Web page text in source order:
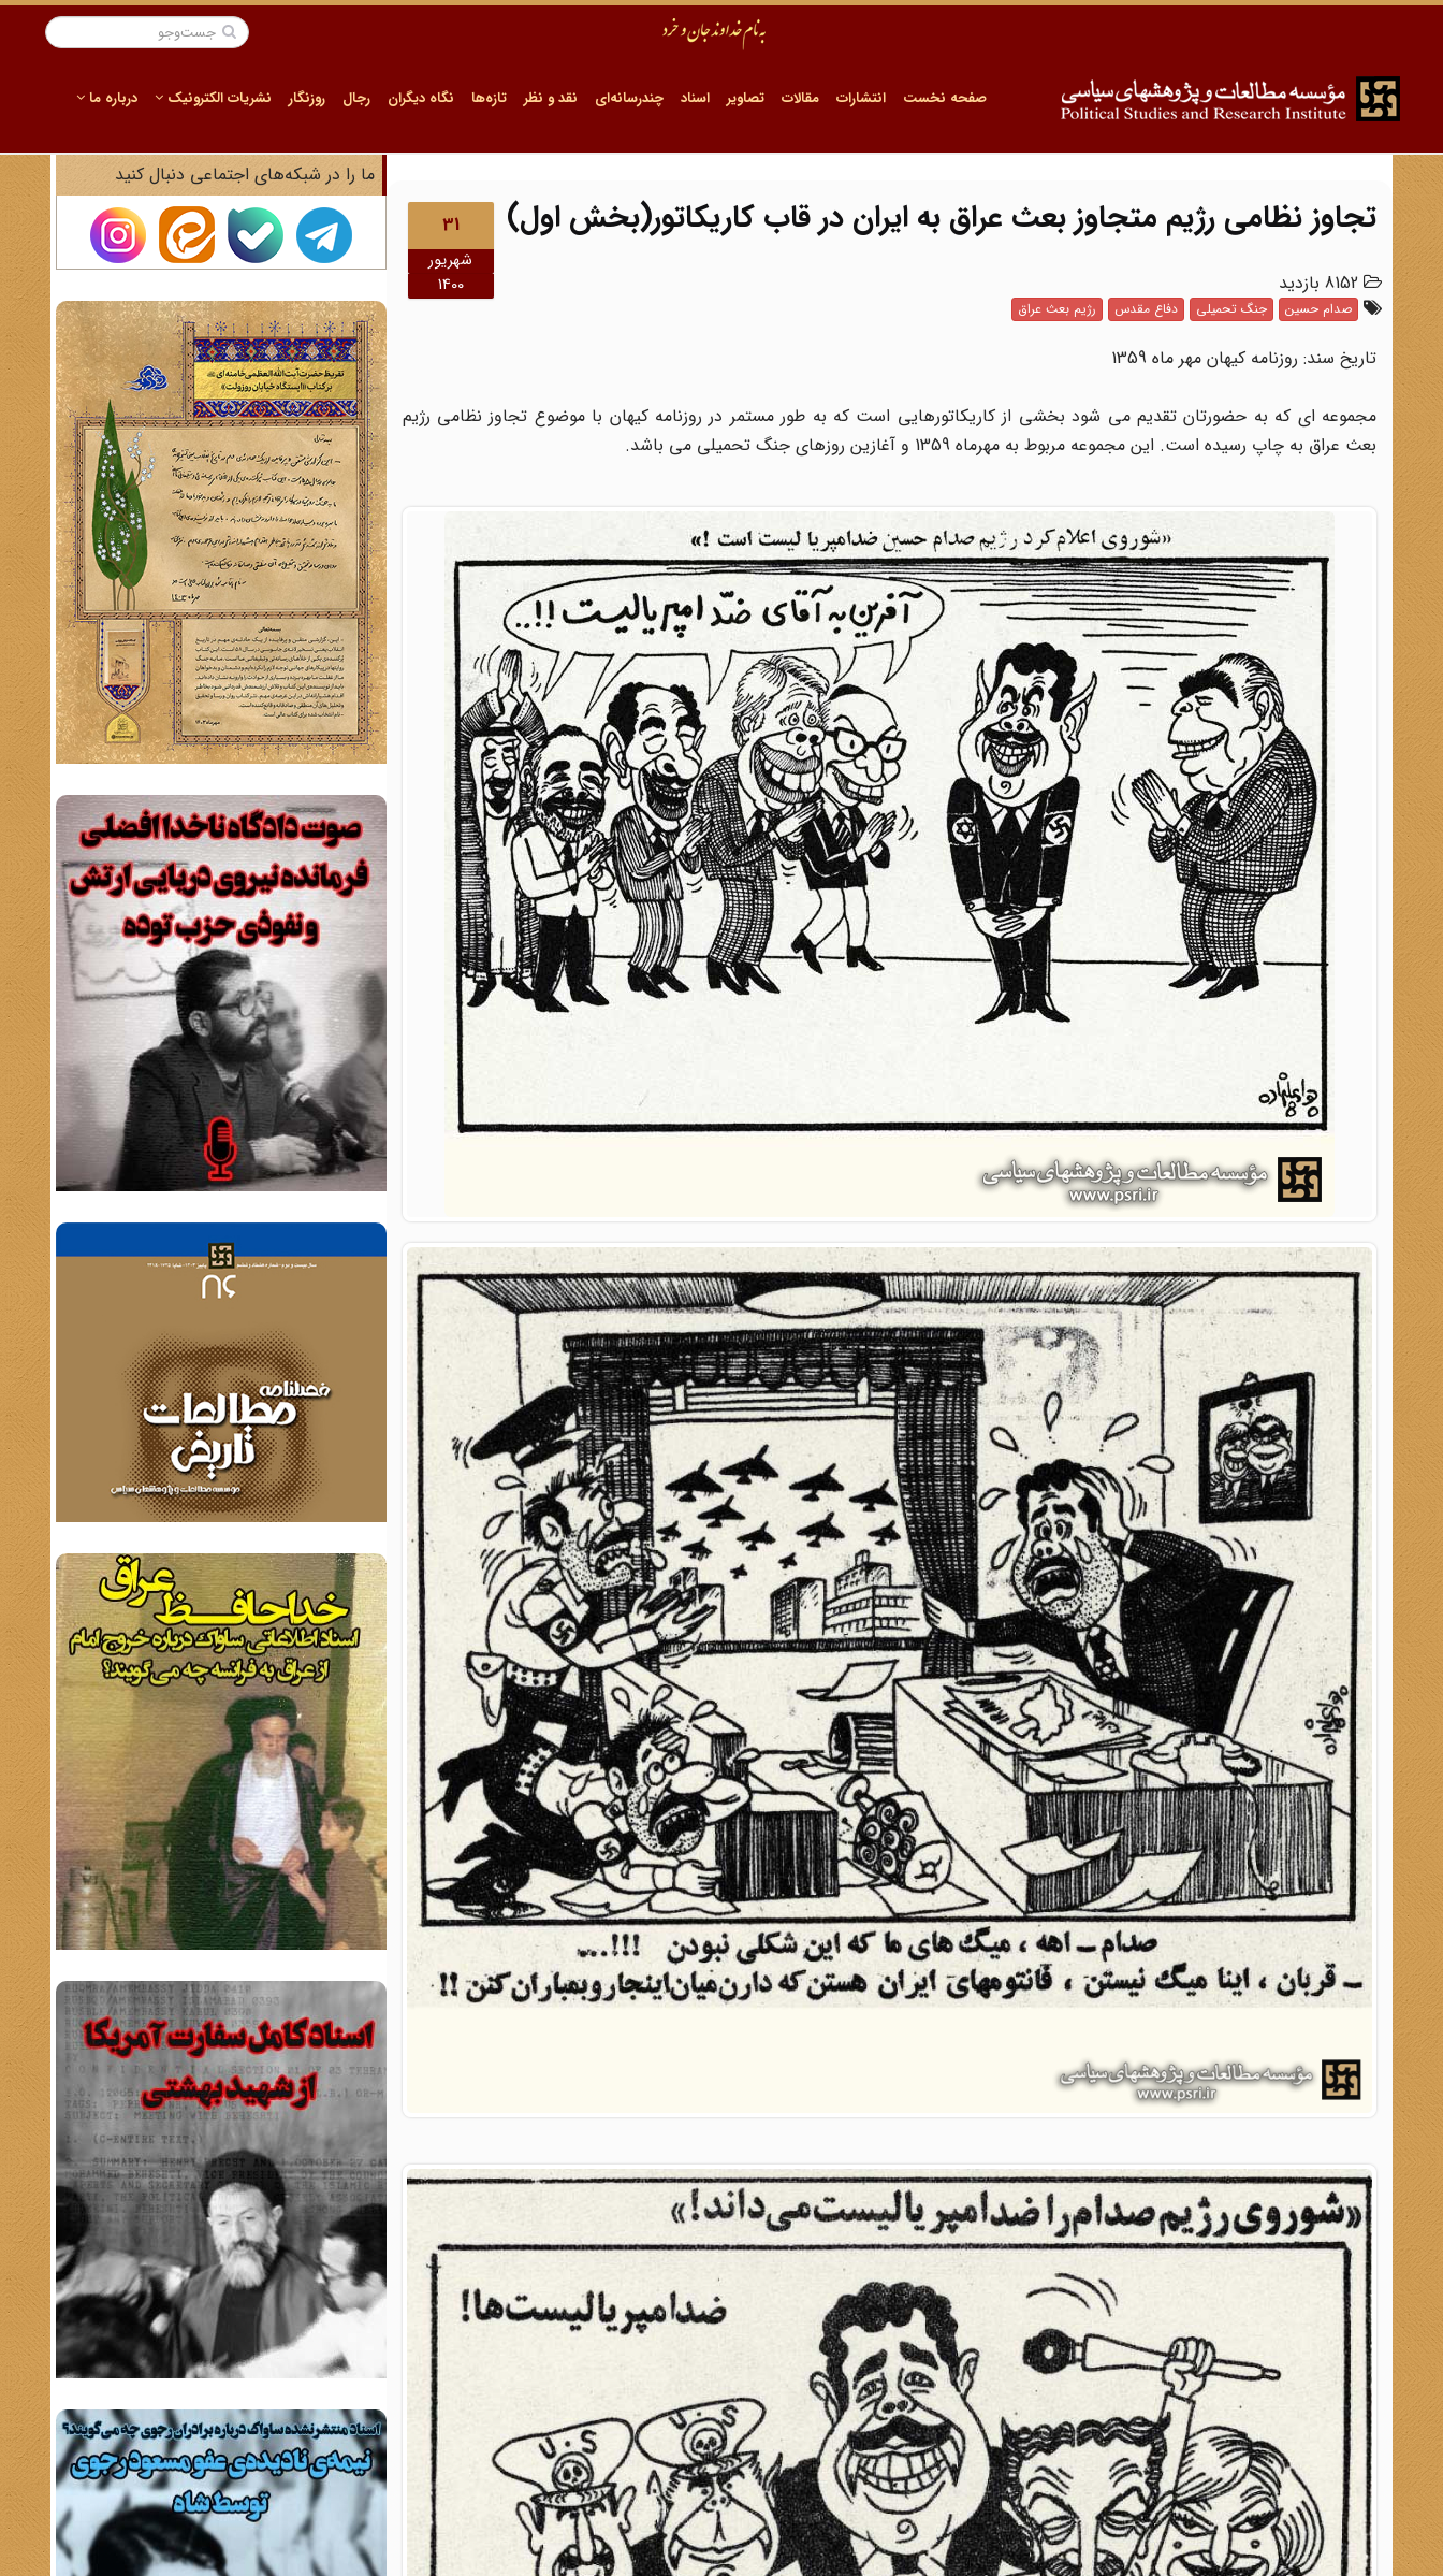
صفحه نخست انتشارات مقالات تصاویر اسناد چندرسانه‌ای نقد و نظر تازه‌ها نگاه دیگران رجال روزنگار نشریات الکترونیک درباره ما
31
شهریور
1400
تجاوز نظامی رژیم متجاوز بعث عراق به ایران در قاب کاریکاتور(بخش اول)
صدام حسین جنگ تحمیلی دفاع مقدس رژیم بعث عراق
تاریخ سند: روزنامه کیهان مهر ماه 1359
مجموعه ای که به حضورتان تقدیم می شود بخشی از کاریکاتورهایی است که به طور مستمر در روزنامه کیهان با موضوع تجاوز نظامی رژیم
بعث عراق به چاپ رسیده است. این مجموعه مربوط به مهرماه 1359 و آغازین روزهای جنگ تحمیلی می باشد.
ما را در شبکه‌های اجتماعی دنبال کنید